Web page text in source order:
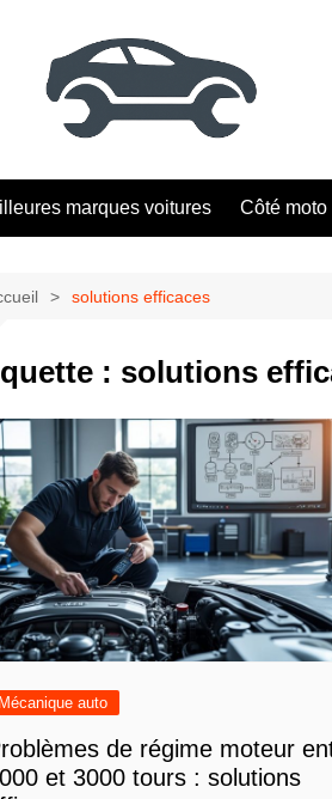
marques voitures Côté moto
solutions efficaces
: solutions
Mécanique auto
de régime moteur
et 3000 tours : solutions